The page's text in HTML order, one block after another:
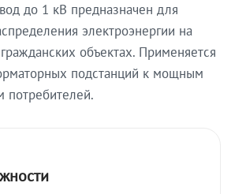
до 1 кВ предназначен для
электроэнергии на
объектах. Применяется
подстанций к мощным
потребителей.